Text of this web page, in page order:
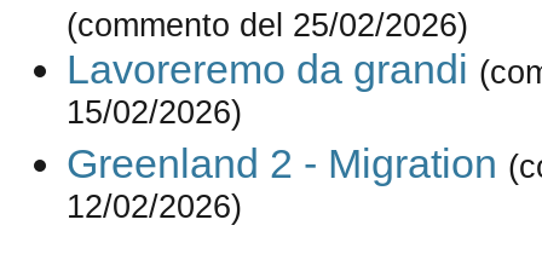
(commento del 25/02/2026)
Lavoreremo da grandi
15/02/2026)
Greenland 2 - Migration
12/02/2026)